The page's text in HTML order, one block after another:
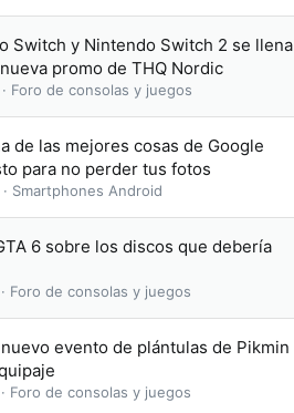
Switch y Nintendo Switch 2 se llena
promo de THQ Nordic
Foro de consolas y juegos
de las mejores cosas de Google
para no perder tus fotos
Smartphones Android
6 sobre los discos que debería
Foro de consolas y juegos
evento de plántulas de Pikmin
Foro de consolas y juegos